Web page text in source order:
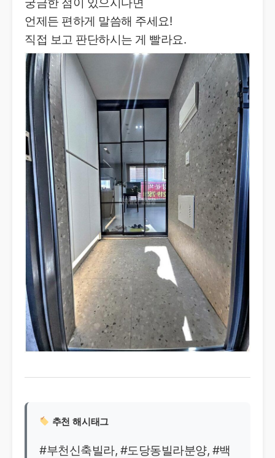
궁금한 점이 있으시다면
언제든 편하게 말씀해 주세요!
직접 보고 판단하시는 게 빨라요.
추천 해시태그
#부천신축빌라, #도당동빌라분양, #백